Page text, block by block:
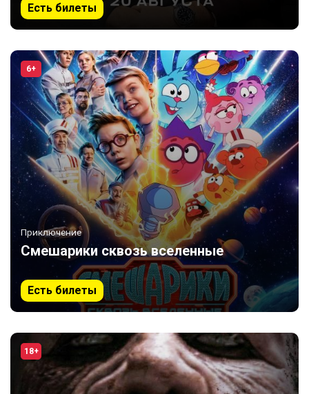
Есть билеты
6+
Приключение
Смешарики сквозь вселенные
Есть билеты
18+